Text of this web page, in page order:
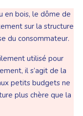
en bois, le dôme de
sur la structure
du consommateur.
utilisé pour
il s’agit de la
petits budgets ne
plus chère que la